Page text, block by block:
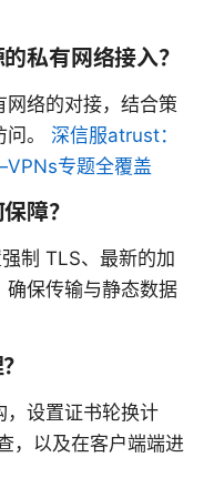
私有网络接入？
络的对接，结合策
。 深信服atrust：
专题全覆盖
障？
制 TLS、最新的加
确保传输与静态数据
，设置证书轮换计
，以及在客户端端进